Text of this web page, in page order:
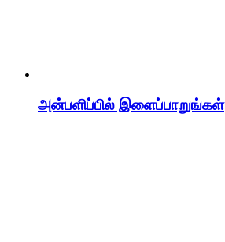
அன்பளிப்பில் இளைப்பாறுங்கள்